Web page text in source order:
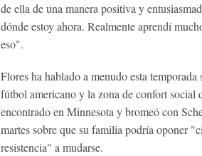
de ella de una manera positiva y
dónde estoy ahora. Realmente aprendí
eso".
Flores ha hablado a menudo esta temporada
fútbol americano y la zona de confort social
encontrado en Minnesota y bromeó con
martes sobre que su familia podría oponer
resistencia" a mudarse.